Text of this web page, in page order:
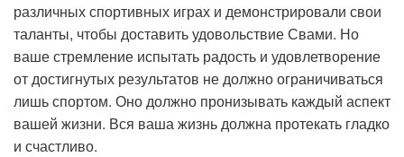
различных спортивных играх и демонстрировали свои
таланты, чтобы доставить удовольствие Свами. Но
ваше стремление испытать радость и удовлетворение
от достигнутых результатов не должно ограничиваться
лишь спортом. Оно должно пронизывать каждый аспект
вашей жизни. Вся ваша жизнь должна протекать гладко
и счастливо.